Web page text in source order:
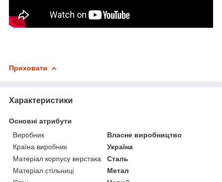
Приховати
Характеристики
Основні атрибути
Виробник
Власне виробництво
Країна виробник
Україна
Матеріал корпусу верстака
Сталь
Матеріал стільниці
Метал